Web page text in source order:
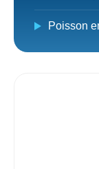
Poisson